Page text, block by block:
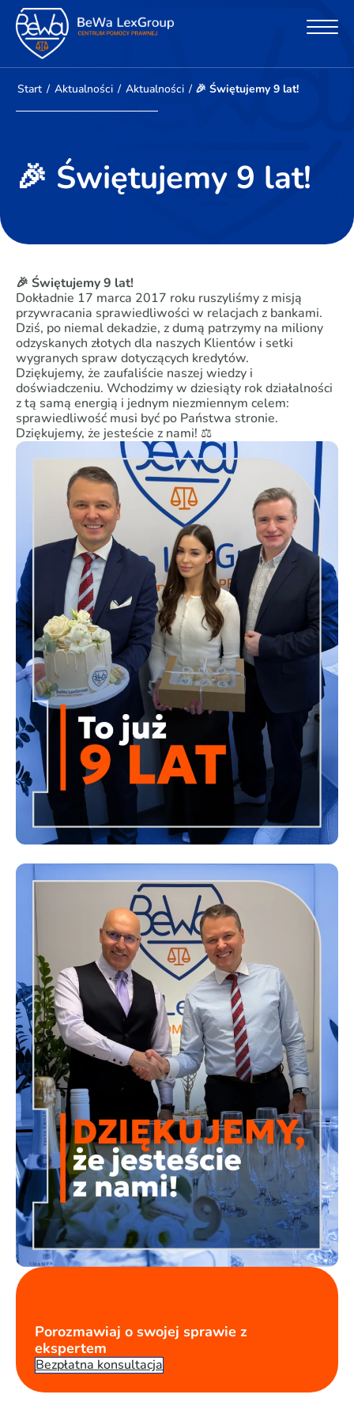
Start / Aktualności / Aktualności / 🎉 Świętujemy 9 lat!
🎉 Świętujemy 9 lat!
🎉 Świętujemy 9 lat!
Dokładnie 17 marca 2017 roku ruszyliśmy z misją
przywracania sprawiedliwości w relacjach z bankami.
Dziś, po niemal dekadzie, z dumą patrzymy na miliony
odzyskanych złotych dla naszych Klientów i setki
wygranych spraw dotyczących kredytów.
Dziękujemy, że zaufaliście naszej wiedzy i
doświadczeniu. Wchodzimy w dziesiąty rok działalności
z tą samą energią i jednym niezmiennym celem:
sprawiedliwość musi być po Państwa stronie.
Dziękujemy, że jesteście z nami! ⚖️
Porozmawiaj o swojej sprawie z
ekspertem
Bezpłatna konsultacja